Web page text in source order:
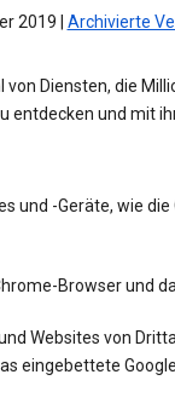
2019 | Archivierte
Diensten, die
entdecken und mit
und -Geräte, wie
Browser und
Websites von
eingebettete